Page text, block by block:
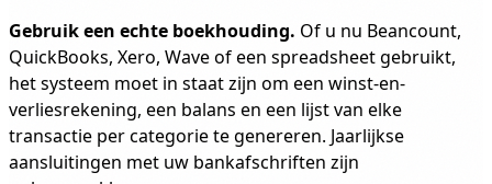
Gebruik een echte boekhouding. Of u nu Beancount,
QuickBooks, Xero, Wave of een spreadsheet gebruikt,
het systeem moet in staat zijn om een winst-en-
verliesrekening, een balans en een lijst van elke
transactie per categorie te genereren. Jaarlijkse
aansluitingen met uw bankafschriften zijn